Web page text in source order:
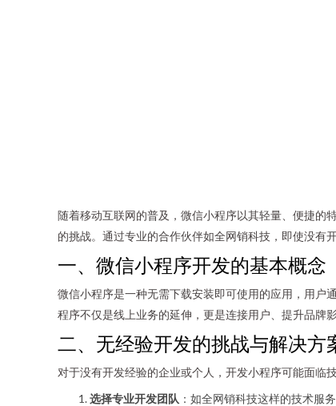
随着移动互联网的普及，微信小程序以其轻量、便捷的
的挑战。通过专业的合作伙伴如全网销科技，即使没有
一、微信小程序开发的基本概念
微信小程序是一种无需下载安装即可使用的应用，用户
程序不仅是线上业务的延伸，更是连接用户、提升品牌
二、无经验开发的挑战与解决方
对于没有开发经验的企业或个人，开发小程序可能面临
选择专业开发团队 ：如全网销科技这样的技术服